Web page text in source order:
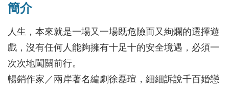
簡介
人生，本來就是一場又一場既危險而又絢爛的選擇遊
戲，沒有任何人能夠擁有十足十的安全境遇，必須一
次次地闖關前行。
暢銷作家／兩岸著名編劇徐磊瑄，細細訴說千百婚戀